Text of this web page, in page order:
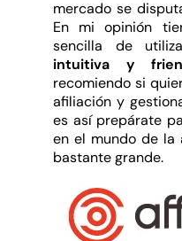
mercado se
En mi opinión
sencilla de
intuitiva y
recomiendo si
afiliación y
es así prepárate
en el mundo de la
bastante grande.